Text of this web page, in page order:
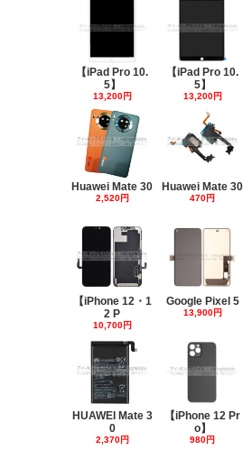
【iPad Pro 10.
5】
13,200円
【iPad Pro 10.
5】
13,200円
Huawei Mate 30
2,520円
Huawei Mate 30
470円
【iPhone 12・1
2 P
10,700円
Google Pixel 5
13,900円
HUAWEI Mate 3
0
2,370円
【iPhone 12 Pr
o】
980円